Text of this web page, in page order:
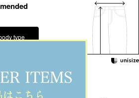
type
Waist 84cm